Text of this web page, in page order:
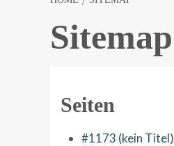
Sitemap
Seiten
#1173 (kein Titel)